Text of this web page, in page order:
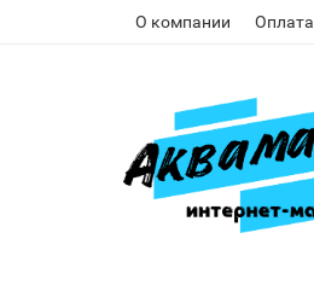
О компании Оплата